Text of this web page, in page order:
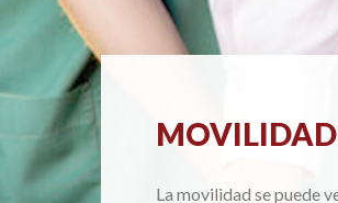
MOVILIDAD
La movilidad se puede